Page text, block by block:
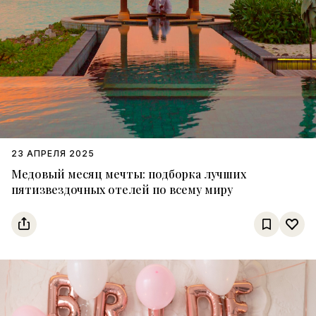
Медовый месяц мечты: подборка лучших
пятизвездочных отелей по всему миру
23 АПРЕЛЯ 2025